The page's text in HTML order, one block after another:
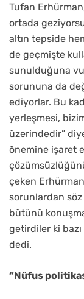
Tufan
ortada
altın tepside
de geçmişte
sunulduğuna
sorununa da
ediyorlar. Bu
yerleşmesi,
üzerindedir”
önemine işaret
çeken
sorunlardan söz
bütünü
getirdiler ki
dedi.
“Nüfus